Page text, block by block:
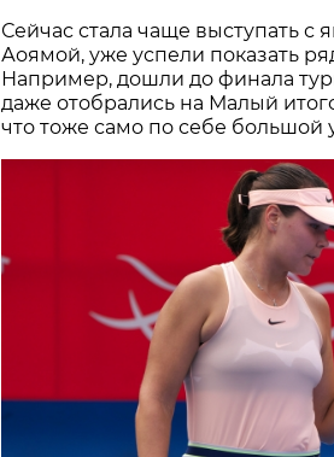
Сейчас стала чаще выступать
Аоямой, уже успели показать
Например, дошли до финала
даже отобрались на Малый
что тоже само по себе большой